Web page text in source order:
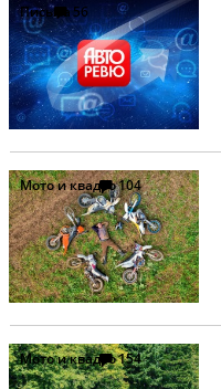
Письма56
Мото и квадро104
Мото и квадро154